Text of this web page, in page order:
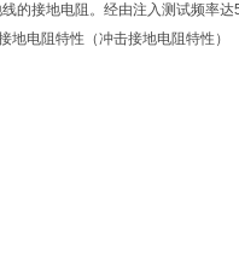
的接地电阻。经由注入测试频率
电阻特性（冲击接地电阻特性）